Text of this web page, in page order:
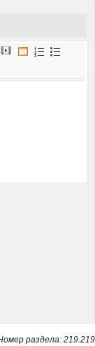
раздела: 219.219